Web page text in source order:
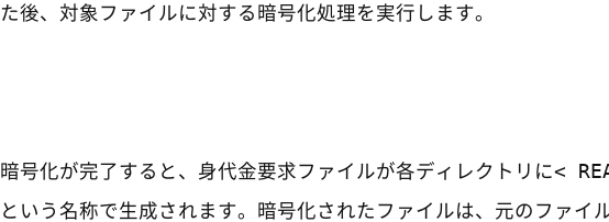
た後、対象ファイルに対する暗号化処理を実行します。
暗号化が完了すると、身代金要求ファイルが各ディレクトリに<
という名称で生成されます。暗号化されたファイルは、元のファイ